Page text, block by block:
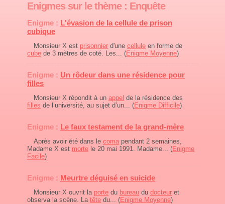
Enigmes sur le thème : Enquête
Enigme : L'évasion de la cellule de prison
cubique
Monsieur X est prisonnier d'une cellule en forme de
cube de 3 mètres de coté. Les... (Enigme Moyenne)
Enigme : Un rôdeur dans une résidence pour
filles
Monsieur X répondit à un appel de la résidence des
filles de l’université, au sujet d’un... (Enigme Difficile)
Enigme : Le faux testament de la grand-mère
Après avoir été dans le coma pendant 2 semaines,
Madame X est morte le 20 mai 1991. Madame... (Enigme
Facile)
Enigme : Meurtre déguisé en suicide
Monsieur X ouvrit la porte du bureau du docteur et
observa la scène. La tête du... (Enigme Moyenne)